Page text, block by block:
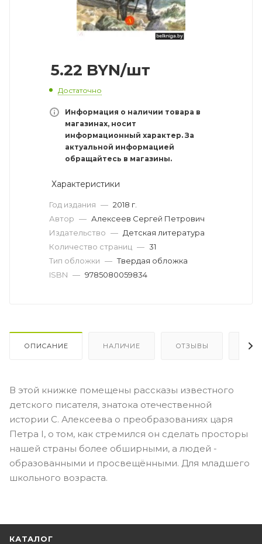
5.22 BYN/шт
Достаточно
Информация о наличии товара в
магазинах, носит
информационный характер. За
актуальной информацией
обращайтесь в магазины.
Характеристики
Год издания — 2018 г.
Автор — Алексеев Сергей Петрович
Издательство — Детская литература
Количество страниц — 31
Тип обложки — Твердая обложка
ISBN — 9785080059834
ОПИСАНИЕ НАЛИЧИЕ ОТЗЫВЫ
В этой книжке помещены рассказы известного
детского писателя, знатока отечественной
истории С. Алексеева о преобразованиях царя
Петра I, о том, как стремился он сделать просторы
нашей страны более обширными, а людей -
образованными и просвещёнными. Для младшего
школьного возраста.
КАТАЛОГ